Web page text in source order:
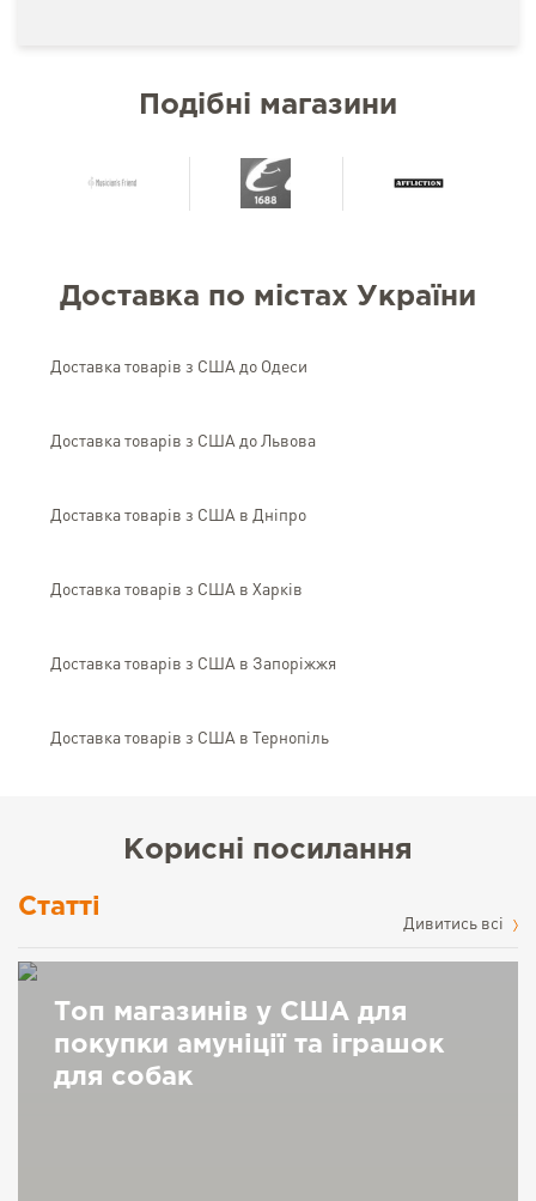
Подібні магазини
Доставка по містах України
Доставка товарів з США до Одеси
Доставка товарів з США до Львова
Доставка товарів з США в Дніпро
Доставка товарів з США в Харків
Доставка товарів з США в Запоріжжя
Доставка товарів з США в Тернопіль
Корисні посилання
Статті
Дивитись всі
Топ магазинів у США для
покупки амуніції та іграшок
для собак